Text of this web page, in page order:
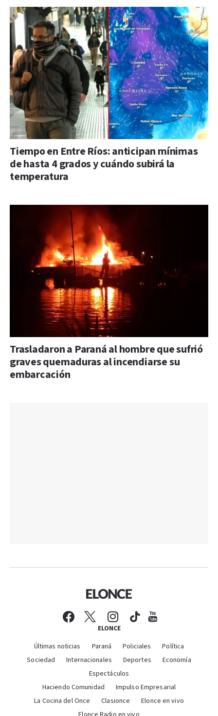
Tiempo en Entre Ríos: anticipan mínimas
de hasta 4 grados y cuándo subirá la
temperatura
Trasladaron a Paraná al hombre que sufrió
graves quemaduras al incendiarse su
embarcación
ELONCE
Últimas noticias Paraná Policiales
Política
Sociedad
Internacionales Deportes
Economía
Espectáculos
Haciendo Comunidad
Impulso Empresarial
La Cocina del Once
Clasionce
Elonce en vivo